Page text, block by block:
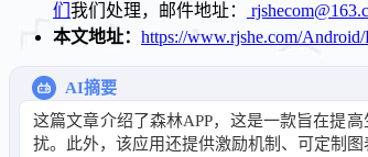
们 我们处理，邮件地址：
本文地址： https://www.rjshe.com/Android/
AI摘要
这篇文章介绍了森林APP，这是一款旨在提
扰。此外，该应用还提供激励机制、可定制